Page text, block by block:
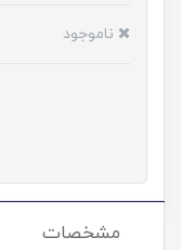
ناموجود
مشخصات